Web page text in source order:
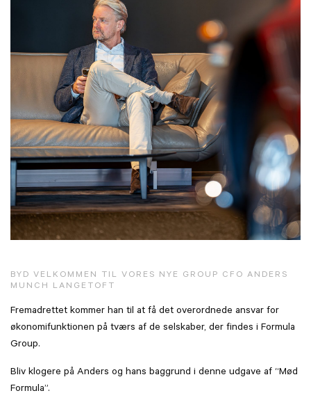
BYD VELKOMMEN TIL VORES NYE GROUP CFO ANDERS
MUNCH LANGETOFT
Fremadrettet kommer han til at få det overordnede ansvar for
økonomifunktionen på tværs af de selskaber, der findes i Formula
Group.
Bliv klogere på Anders og hans baggrund i denne udgave af “Mød
Formula”.